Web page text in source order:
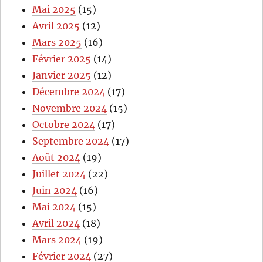
Mai 2025 (15)
Avril 2025 (12)
Mars 2025 (16)
Février 2025 (14)
Janvier 2025 (12)
Décembre 2024 (17)
Novembre 2024 (15)
Octobre 2024 (17)
Septembre 2024 (17)
Août 2024 (19)
Juillet 2024 (22)
Juin 2024 (16)
Mai 2024 (15)
Avril 2024 (18)
Mars 2024 (19)
Février 2024 (27)